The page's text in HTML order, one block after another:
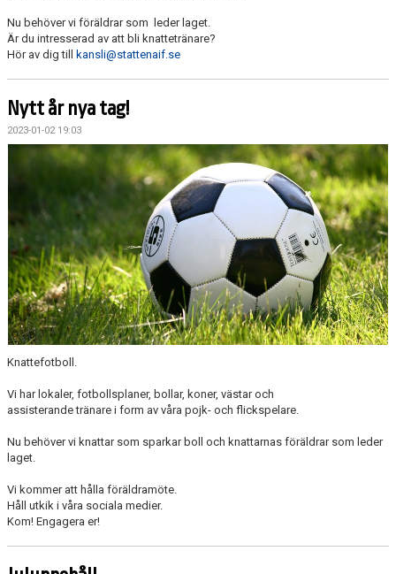
Nu behöver vi föräldrar som leder laget.
Är du intresserad av att bli knattetränare?
Hör av dig till kansli@stattenaif.se
Nytt år nya tag!
2023-01-02 19:03
Knattefotboll.
Vi har lokaler, fotbollsplaner, bollar, koner, västar och
assisterande tränare i form av våra pojk- och flickspelare.
Nu behöver vi knattar som sparkar boll och knattarnas föräldrar som leder
laget.
Vi kommer att hålla föräldramöte.
Håll utkik i våra sociala medier.
Kom! Engagera er!